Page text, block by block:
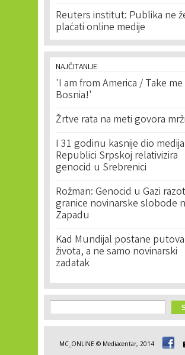
Reuters institut: Publika ne
plaćati online medije
NAJČITANIJE
'I am from America / Take
Bosnia!'
Žrtve rata na meti govora
I 31 godinu kasnije dio
Republici Srpskoj relativizira
genocid u Srebrenici
Rožman: Genocid u Gazi
granice novinarske slobode
Zapadu
Kad Mundijal postane
života, a ne samo novinarski
zadatak
Search form
Search
MC_ONLINE © Mediacentar, 2014